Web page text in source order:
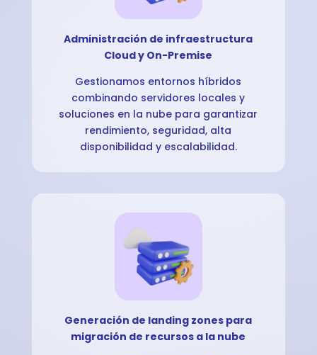
Administración de infraestructura
Cloud y On-Premise
Gestionamos entornos híbridos
combinando servidores locales y
soluciones en la nube para garantizar
rendimiento, seguridad, alta
disponibilidad y escalabilidad.
Generación de landing zones para
migración de recursos a la nube